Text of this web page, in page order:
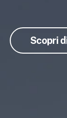
Scopri